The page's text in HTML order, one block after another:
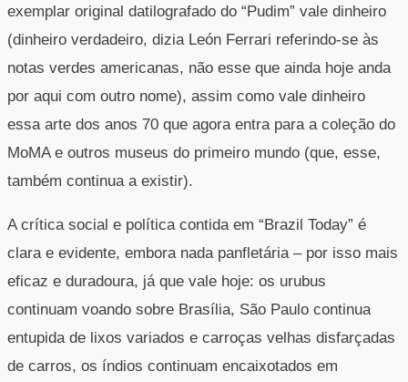
exemplar original datilografado do “Pudim” vale dinheiro
(dinheiro verdadeiro, dizia León Ferrari referindo-se às
notas verdes americanas, não esse que ainda hoje anda
por aqui com outro nome), assim como vale dinheiro
essa arte dos anos 70 que agora entra para a coleção do
MoMA e outros museus do primeiro mundo (que, esse,
também continua a existir).
A crítica social e política contida em “Brazil Today” é
clara e evidente, embora nada panfletária – por isso mais
eficaz e duradoura, já que vale hoje: os urubus
continuam voando sobre Brasília, São Paulo continua
entupida de lixos variados e carroças velhas disfarçadas
de carros, os índios continuam encaixotados em